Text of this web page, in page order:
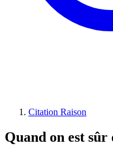
Citation Raison
Quand on est